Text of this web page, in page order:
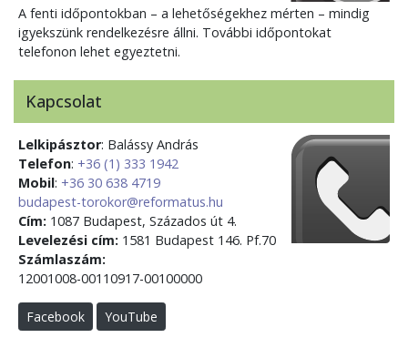
A fenti időpontokban – a lehetőségekhez mérten – mindig
igyekszünk rendelkezésre állni. További időpontokat
telefonon lehet egyeztetni.
Kapcsolat
Lelkipásztor: Balássy András
Telefon: +36 (1) 333 1942
Mobil: +36 30 638 4719
budapest-torokor@reformatus.hu
Cím: 1087 Budapest, Százados út 4.
Levelezési cím: 1581 Budapest 146. Pf.70
Számlaszám:
12001008-00110917-00100000
Facebook YouTube